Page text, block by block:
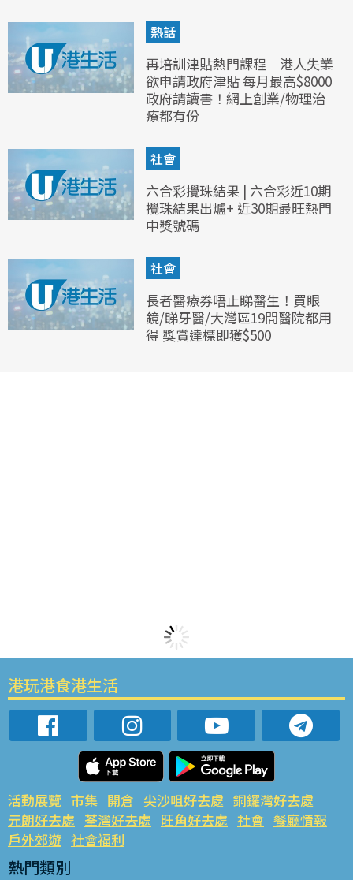
熱話
再培訓津貼熱門課程︱港人失業
欲申請政府津貼 每月最高$8000
政府請讀書！網上創業/物理治
療都有份
社會
六合彩攪珠結果 | 六合彩近10期
攪珠結果出爐+ 近30期最旺熱門
中獎號碼
社會
長者醫療券唔止睇醫生！買眼
鏡/睇牙醫/大灣區19間醫院都用
得 獎賞達標即獲$500
港玩港食港生活
活動展覽 市集 開倉 尖沙咀好去處 銅鑼灣好去處
元朗好去處 荃灣好去處 旺角好去處 社會 餐廳情報
戶外郊遊 社會福利
熱門類別